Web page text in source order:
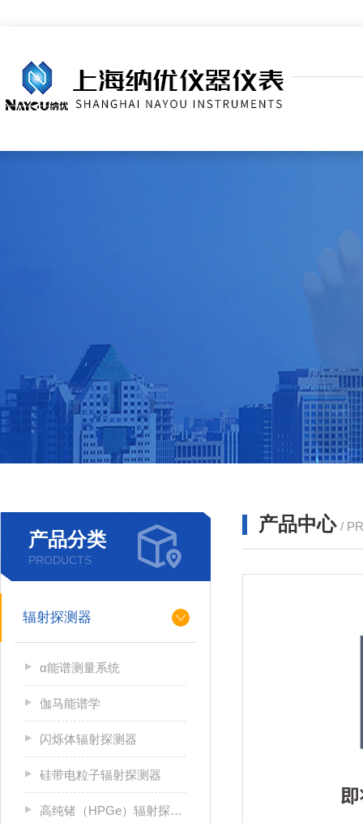
产品分类
PRODUCTS
辐射探测器
α能谱测量系统
伽马能谱学
闪烁体辐射探测器
硅带电粒子辐射探测器
高纯锗（HPGe）辐射探测器
产品中心 /